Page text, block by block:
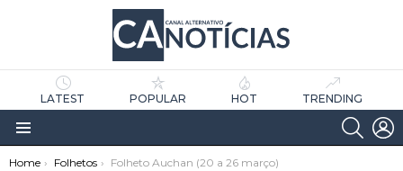
LATEST POPULAR HOT TRENDING
Menu
You are here:
Home Folhetos Folheto Auchan (20 a 26 março)